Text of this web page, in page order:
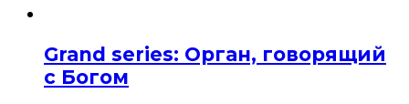
Grand series: Орган, говорящий
с Богом